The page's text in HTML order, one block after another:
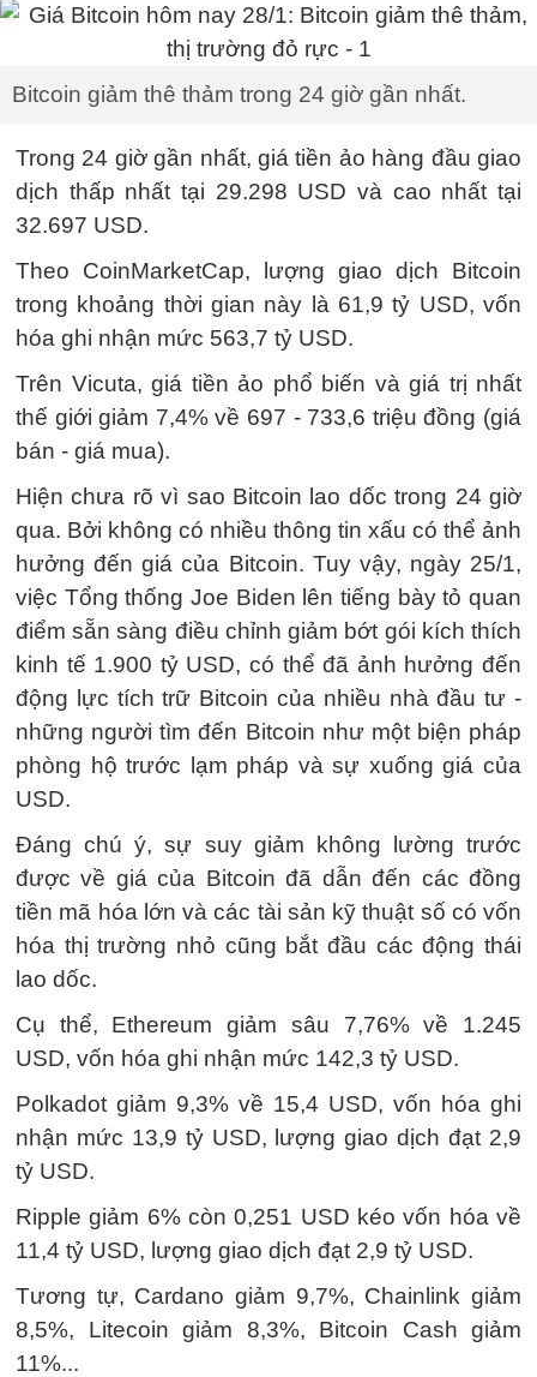
Bitcoin giảm thê thảm trong 24 giờ gần nhất.
Trong 24 giờ gần nhất, giá tiền ảo hàng đầu giao
dịch thấp nhất tại 29.298 USD và cao nhất tại
32.697 USD.
Theo CoinMarketCap, lượng giao dịch Bitcoin
trong khoảng thời gian này là 61,9 tỷ USD, vốn
hóa ghi nhận mức 563,7 tỷ USD.
Trên Vicuta, giá tiền ảo phổ biến và giá trị nhất
thế giới giảm 7,4% về 697 - 733,6 triệu đồng (giá
bán - giá mua).
Hiện chưa rõ vì sao Bitcoin lao dốc trong 24 giờ
qua. Bởi không có nhiều thông tin xấu có thể ảnh
hưởng đến giá của Bitcoin. Tuy vậy, ngày 25/1,
việc Tổng thống Joe Biden lên tiếng bày tỏ quan
điểm sẵn sàng điều chỉnh giảm bớt gói kích thích
kinh tế 1.900 tỷ USD, có thể đã ảnh hưởng đến
động lực tích trữ Bitcoin của nhiều nhà đầu tư -
những người tìm đến Bitcoin như một biện pháp
phòng hộ trước lạm pháp và sự xuống giá của
USD.
Đáng chú ý, sự suy giảm không lường trước
được về giá của Bitcoin đã dẫn đến các đồng
tiền mã hóa lớn và các tài sản kỹ thuật số có vốn
hóa thị trường nhỏ cũng bắt đầu các động thái
lao dốc.
Cụ thể, Ethereum giảm sâu 7,76% về 1.245
USD, vốn hóa ghi nhận mức 142,3 tỷ USD.
Polkadot giảm 9,3% về 15,4 USD, vốn hóa ghi
nhận mức 13,9 tỷ USD, lượng giao dịch đạt 2,9
tỷ USD.
Ripple giảm 6% còn 0,251 USD kéo vốn hóa về
11,4 tỷ USD, lượng giao dịch đạt 2,9 tỷ USD.
Tương tự, Cardano giảm 9,7%, Chainlink giảm
8,5%, Litecoin giảm 8,3%, Bitcoin Cash giảm
11%...